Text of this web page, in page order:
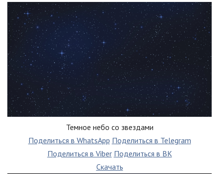
Темное небо со звездами
Поделиться в WhatsApp Поделиться в Telegram
Поделиться в Viber Поделиться в ВК
Скачать